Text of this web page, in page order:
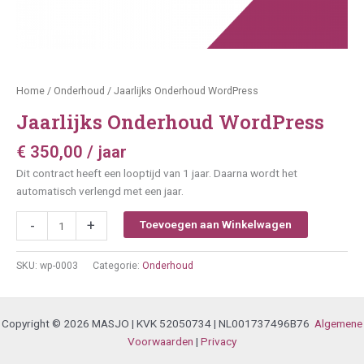
Home / Onderhoud / Jaarlijks Onderhoud WordPress
Jaarlijks Onderhoud WordPress
€ 350,00 / jaar
Dit contract heeft een looptijd van 1 jaar. Daarna wordt het
automatisch verlengd met een jaar.
-
Onderhoud
WordPress
aantal
+ Toevoegen aan Winkelwagen
SKU: wp-0003 Categorie: Onderhoud
Copyright © 2026 MASJO | KVK 52050734 | NL001737496B76 Algemene
Voorwaarden | Privacy